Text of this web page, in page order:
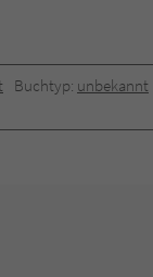
Buchtyp: unbekannt